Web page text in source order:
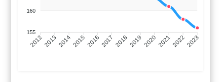
160
155
201220132014201520162017 20182019 2020202120222023